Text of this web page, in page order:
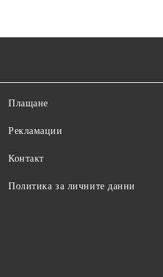
Плащане
Рекламации
Контакт
Политика за личните данни